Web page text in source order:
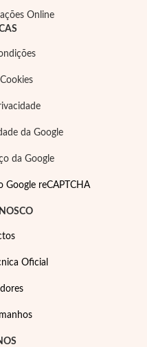
Online
da Google
da Google
Google reCAPTCHA
Oficial